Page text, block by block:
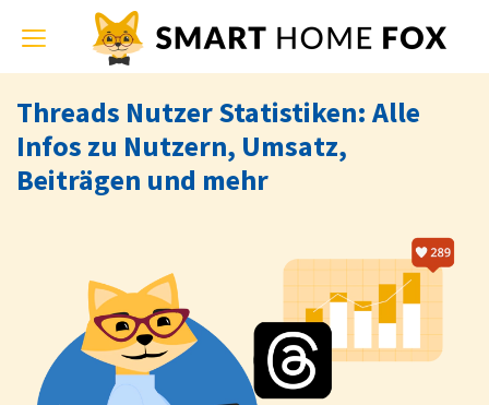
Toggle
navigation
Threads Nutzer Statistiken: Alle
Infos zu Nutzern, Umsatz,
Beiträgen und mehr